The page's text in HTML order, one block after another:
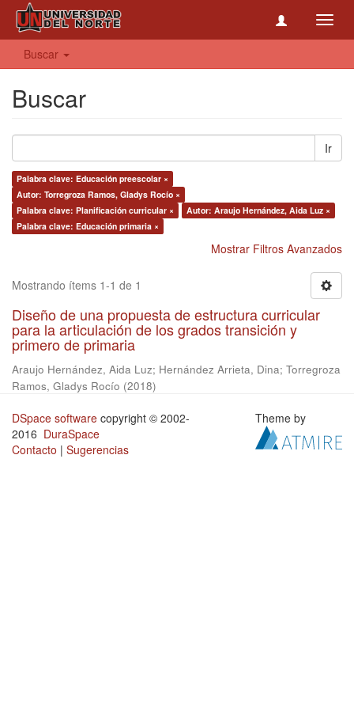
Buscar
Buscar
Ir
Palabra clave: Educación preescolar ×
Autor: Torregroza Ramos, Gladys Rocío ×
Palabra clave: Planificación curricular ×
Autor: Araujo Hernández, Aida Luz ×
Palabra clave: Educación primaria ×
Mostrar Filtros Avanzados
Mostrando ítems 1-1 de 1
Diseño de una propuesta de estructura curricular
para la articulación de los grados transición y
primero de primaria
Araujo Hernández, Aida Luz; Hernández Arrieta, Dina; Torregroza
Ramos, Gladys Rocío (2018)
DSpace software copyright © 2002-
2016 DuraSpace
Contacto | Sugerencias
Theme by